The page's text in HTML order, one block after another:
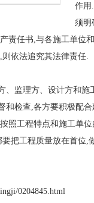
作用
须明
责任书,与各施工单位
依法追究其法律责任.
、监理方、设计方和
和检查,各方要积极配
照工程特点和施工单
把工程质量放在首位
0204845.html